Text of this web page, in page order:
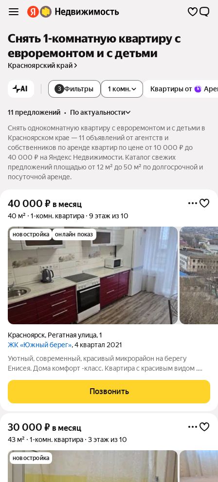
Снять 1-комнатную квартиру с
евроремонтом и с детьми
Красноярский край
AI 3 Фильтры Квартиры от
1 комн.
11 предложений •
по актуальности
Снять однокомнатную квартиру с евроремонтом и с детьми в
Красноярском крае — 11 объявлений от агентств и
собственников по аренде квартир по цене от 10 000 ₽ до
40 000 ₽ на Яндекс Недвижимости. Каталог свежих
предложений площадью от 12 м² до 50 м² по долгосрочной и
посуточной аренде.
40 000 ₽ в месяц
40 м² 1-комн. квартира 9 этаж из 10
новостройка онлайн показ
Красноярск, Регатная улица,1
ЖК «Южный берег», 4 квартал 2021
Уютный, современный, красивый микрорайон на берегу
Енисея. Дома комфорт -класс. Квартира с красивым видом .
бытовая техника. Цена 40 000, в эту сумму входит все
коммунальные платежи, электричество,
Позвонить
30 000 ₽ в месяц
43 м² 1-комн. квартира 3 этаж из 10
новостройка